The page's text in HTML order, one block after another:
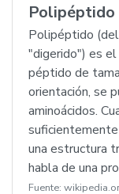
Polipéptido
Polipéptido
"digerido") es
péptido de
orientación, se
aminoácidos.
suficientemente
una estructura
habla de una
Fuente: